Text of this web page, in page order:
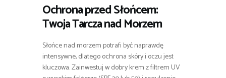
Ochrona przed Słońcem:
Twoja Tarcza nad Morzem
Słońce nad morzem potrafi być naprawdę
intensywne, dlatego ochrona skóry i oczu jest
kluczowa. Zainwestuj w dobry krem z filtrem UV